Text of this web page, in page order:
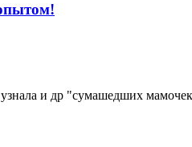
и др "сумашедших